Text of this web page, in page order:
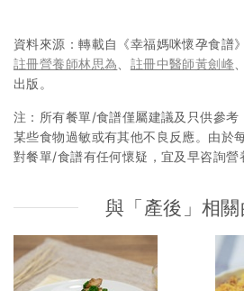
資料來源：轉載自《幸福媽咪懷孕食譜
註冊營養師林思為
註冊中醫師黃劍峰
出版。
注：所有餐單/食譜僅屬建議及只供參
某些食物過敏或有其他不良反應。由於
對餐單/食譜有任何懷疑，宜及早咨詢營
與「產後」相